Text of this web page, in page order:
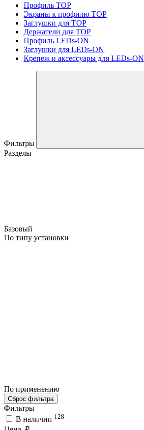
Профиль TOP
Экраны к профилю TOP
Заглушки для TOP
Держатели для TOP
Профиль LEDs-ON
Заглушки для LEDs-ON
Крепеж и аксессуары для LEDs-ON
Фильтры
Разделы
Базовый
По типу установки
По применению
Сброс фильтра
Фильтры
В наличии 128